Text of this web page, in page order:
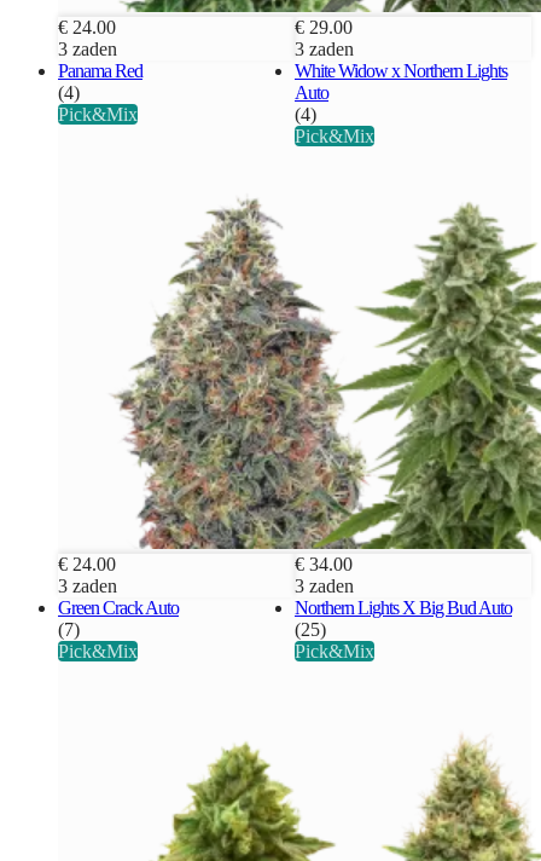
€ 24.00
3 zaden
€ 29.00
3 zaden
Panama Red
(4)
Pick&Mix
€ 24.00
3 zaden
White Widow x Northern Lights
Auto
(4)
Pick&Mix
€ 34.00
3 zaden
Green Crack Auto
(7)
Pick&Mix
Northern Lights X Big Bud Auto
(25)
Pick&Mix